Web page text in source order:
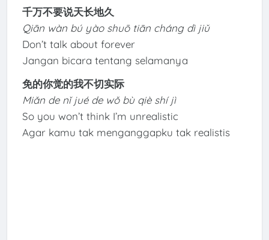
千万不要说天长地久
Qiān wàn bú yào shuō tiān cháng dì jiǔ
Don’t talk about forever
Jangan bicara tentang selamanya
免的你觉的我不切实际
Miǎn de nǐ jué de wǒ bù qiè shí jì
So you won’t think I’m unrealistic
Agar kamu tak menganggapku tak realistis